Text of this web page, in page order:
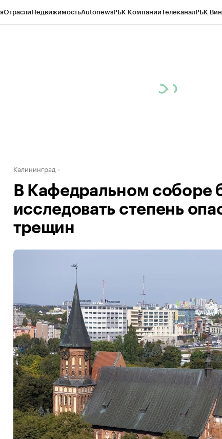
ОтраслиНедвижимостьAutonewsРБК КомпанииТелеканалРБК
Калининград
В Кафедральном соборе
исследовать степень
трещин